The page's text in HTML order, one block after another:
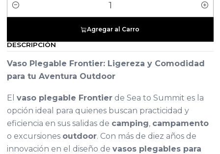
Cantidad
Agregar al Carro
DESCRIPCIÓN
Vaso Plegable Frontier: Ligereza y Comodidad
para tu Aventura Outdoor
El vaso plegable Frontierde Sea to Summit es la
opción ideal para quienes buscan practicidad y
eficiencia en sus salidas de camping, campamento
o excursiones outdoor. Con más de diez años de
innovación en el diseño de vasos plegables para